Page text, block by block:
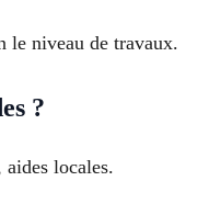
le niveau de travaux.
?
locales.